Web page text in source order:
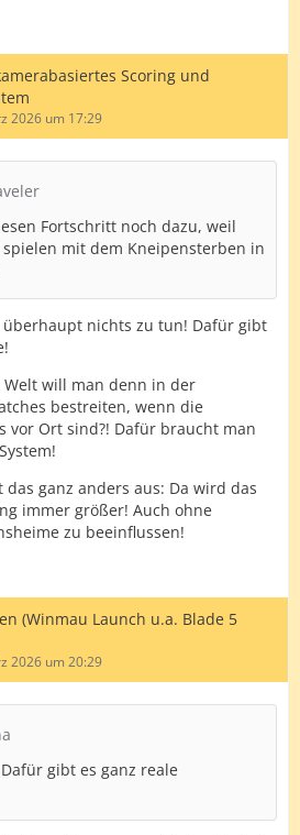
Scoring und
2026 um 17:29
Fortschritt noch dazu, weil
mit dem Kneipensterben in
überhaupt nichts zu tun! Dafür gibt
will man denn in der
bestreiten, wenn die
vor Ort sind?! Dafür braucht man
ganz anders aus: Da wird das
immer größer! Auch ohne
zu beeinflussen!
(Winmau Launch u.a. Blade 5
2026 um 20:29
gibt es ganz reale